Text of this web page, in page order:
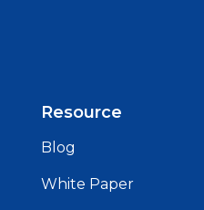
Resource
Blog
White Paper